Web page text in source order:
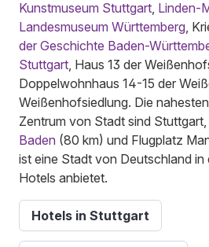
Kunstmuseum Stuttgart Linden-
Landesmuseum Württemberg ,
der Geschichte Baden-
Stuttgart , Haus 13 der
Doppelwohnhaus 14-15 der
Weißenhofsiedlung. Die
Zentrum von Stadt sind Stuttgart,
Baden (80 km) und Flugplatz
ist eine Stadt von Deutschland in
Hotels anbietet.
Hotels in Stuttgart